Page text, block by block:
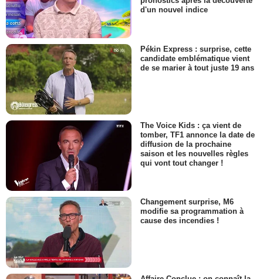
d'un nouvel indice
Pékin Express : surprise, cette
candidate emblématique vient
de se marier à tout juste 19 ans
The Voice Kids : ça vient de
tomber, TF1 annonce la date de
diffusion de la prochaine
saison et les nouvelles règles
qui vont tout changer !
Changement surprise, M6
modifie sa programmation à
cause des incendies !